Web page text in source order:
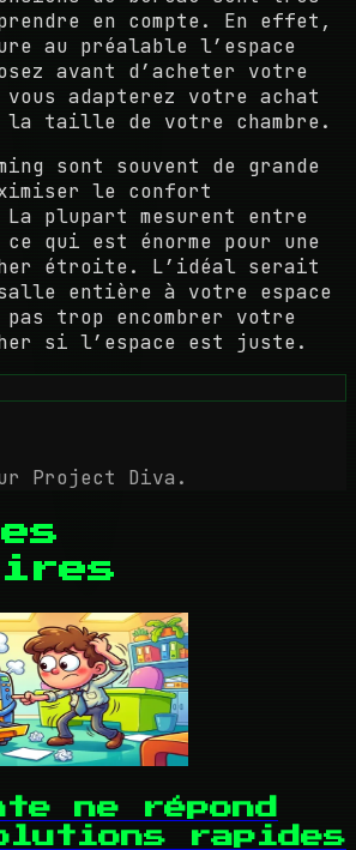
en compte. En effet,
au préalable l’espace
avant d’acheter votre
adapterez votre achat
la taille de votre chambre.
sont souvent de grande
le confort
plupart mesurent entre
qui est énorme pour une
étroite. L’idéal serait
entière à votre espace
pas trop encombrer votre
si l’espace est juste.
Project Diva.
ne répond
rapides